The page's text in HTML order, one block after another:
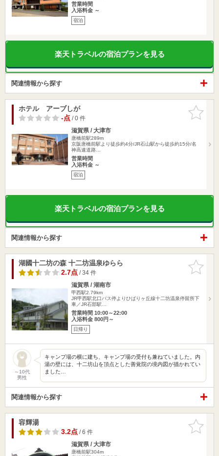
営業時間
入浴料金 ～
宿泊
楽天トラベルの宿泊プランを見る
関連情報から探す
お気に入
りに追加
ホテル アーブしが
-点/ 0 件
滋賀県 / 大津市
唐橋前駅289m
京阪唐橋前駅より徒歩約4分/JR石山駅から徒歩約15分/名
神高速道路…
営業時間
入浴料金 ～
宿泊
楽天トラベルの宿泊プランを見る
関連情報から探す
お気に入
りに追加
湖國十二坊の森 十二坊温泉ゆらら
2.7点/ 34 件
滋賀県 / 湖南市
甲西駅2.79km
JR甲西駅北口バス停よりひばりヶ丘線十二坊温泉停留所下
車／JR石部駅…
営業時間 10:00～22:00
入浴料金 800円～
日帰り
～10代
男性
キャンプ場の横に建ち、キャンプ場の受付も兼ねていました。内
湯の壁には、十二坊山を頂点とした善覚院の境内図が描かれてい
ました…
関連情報から探す
お気に入
りに追加
容輝湯
3.2点/ 6 件
滋賀県 / 大津市
唐橋前駅304m